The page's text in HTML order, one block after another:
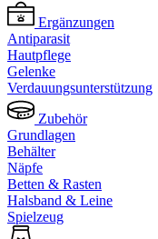
Ergänzungen
Antiparasit
Hautpflege
Gelenke
Verdauungsunterstützung
Zubehör
Grundlagen
Behälter
Näpfe
Betten & Rasten
Halsband & Leine
Spielzeug